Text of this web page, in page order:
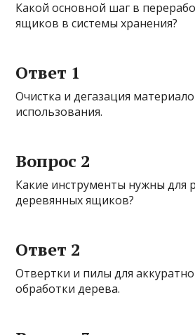
Какой основной шаг в
ящиков в системы хранения?
Ответ 1
Очистка и дегазация
использования.
Вопрос 2
Какие инструменты нужны для
деревянных ящиков?
Ответ 2
Отвертки и пилы для
обработки дерева.